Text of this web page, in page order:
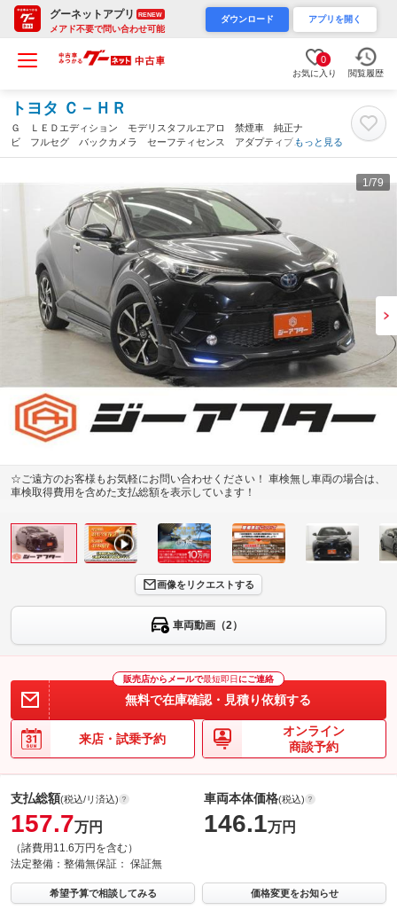
グーネットアプリ RENEW
メアド不要で問い合わせ可能
ダウンロード アプリを開く
0
お気に入り 閲覧履歴
トヨタ Ｃ－ＨＲ
Ｇ ＬＥＤエディション モデリスタフルエアロ 禁煙車 純正ナ
ビ フルセグ バックカメラ セーフティセンス アダプティブク
ルーズコントロール ブラインドスポットモニター ハーフレザー
もっと見る
1 /79
☆ご遠方のお客様もお気軽にお問い合わせください！ 車検無し車両の場合は、
車検取得費用を含めた支払総額を表示しています！
画像をリクエストする
車両動画（2）
販売店からメールで最短即日 にご連絡
無料で在庫確認・見積り依頼する
来店・試乗予約
オンライン
商談予約
支払総額(税込/リ済込)
157.7万円
（諸費用11.6万円を含む）
車両本体価格(税込)
146.1万円
法定整備： 整備無保証： 保証無
希望予算で相談してみる 価格変更をお知らせ